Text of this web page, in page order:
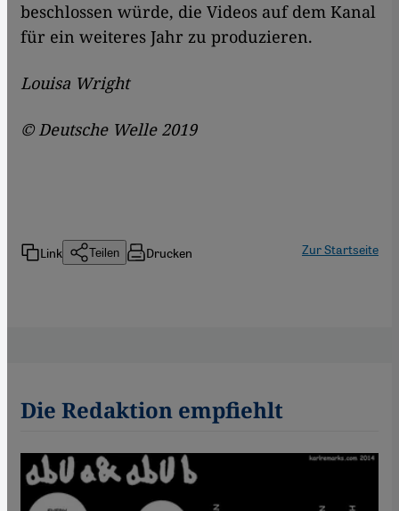
beschlossen würde, die Videos auf dem Kanal
für ein weiteres Jahr zu produzieren.
Louisa Wright
© Deutsche Welle 2019
Link Teilen Drucken Zur Startseite
Die Redaktion empfiehlt